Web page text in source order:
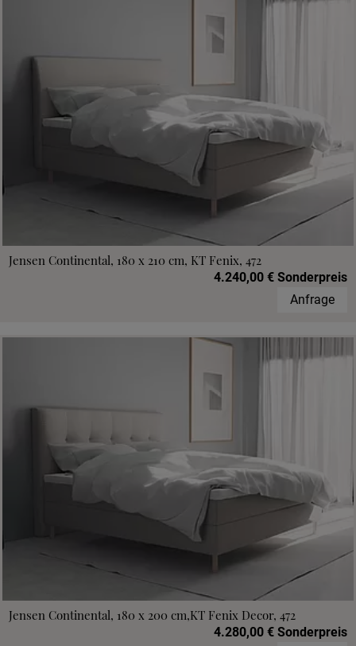
Jensen Continental, 180 x 210 cm, KT Fenix, 472
4.240,00 € Sonderpreis
Anfrage
Jensen Continental, 180 x 200 cm,KT Fenix Decor, 472
4.280,00 € Sonderpreis